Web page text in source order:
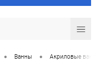
• Ванны • Акриловые